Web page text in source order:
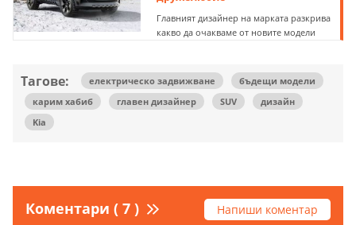
Главният дизайнер на марката разкрива
какво да очакваме от новите модели
Тагове: електрическо задвижване
бъдещи модели
карим хабиб
главен дизайнер SUV
дизайн
Kia
Коментари ( 7 ) Напиши коментар